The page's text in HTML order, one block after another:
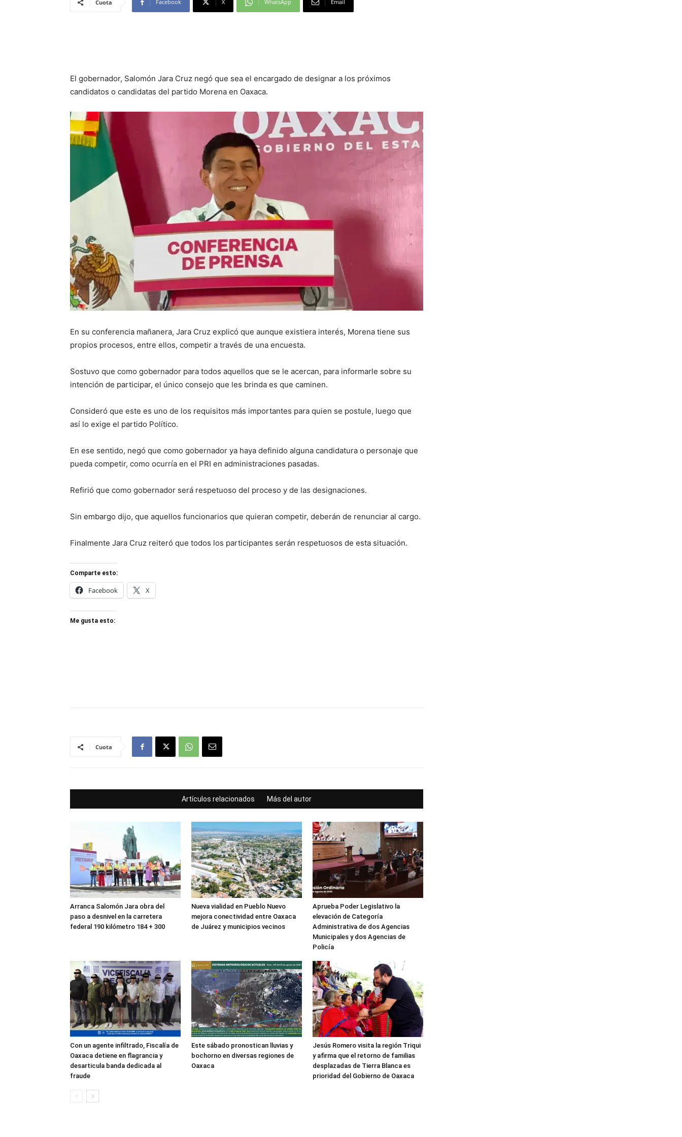
Cuota Facebook X WhatsApp Email
El gobernador, Salomón Jara Cruz negó que sea el encargado de designar a los próximos
candidatos o candidatas del partido Morena en Oaxaca.
En su conferencia mañanera, Jara Cruz explicó que aunque existiera interés, Morena tiene sus
propios procesos, entre ellos, competir a través de una encuesta.
Sostuvo que como gobernador para todos aquellos que se le acercan, para informarle sobre su
intención de participar, el único consejo que les brinda es que caminen.
Consideró que este es uno de los requisitos más importantes para quien se postule, luego que
así lo exige el partido Político.
En ese sentido, negó que como gobernador ya haya definido alguna candidatura o personaje que
pueda competir, como ocurría en el PRI en administraciones pasadas.
Refirió que como gobernador será respetuoso del proceso y de las designaciones.
Sin embargo dijo, que aquellos funcionarios que quieran competir, deberán de renunciar al cargo.
Finalmente Jara Cruz reiteró que todos los participantes serán respetuosos de esta situación.
Comparte esto:
Facebook X
Me gusta esto:
Cuota
Artículos relacionados Más del autor
Arranca Salomón Jara obra del
paso a desnivel en la carretera
federal 190 kilómetro 184 + 300
Nueva vialidad en Pueblo Nuevo
mejora conectividad entre Oaxaca
de Juárez y municipios vecinos
Aprueba Poder Legislativo la
elevación de Categoría
Administrativa de dos Agencias
Municipales y dos Agencias de
Policía
Con un agente infiltrado, Fiscalía de
Oaxaca detiene en flagrancia y
desarticula banda dedicada al
fraude
Este sábado pronostican lluvias y
bochorno en diversas regiones de
Oaxaca
Jesús Romero visita la región Triqui
y afirma que el retorno de familias
desplazadas de Tierra Blanca es
prioridad del Gobierno de Oaxaca